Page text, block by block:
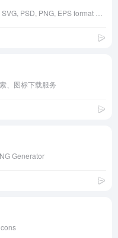
、图标下载服务
Generator